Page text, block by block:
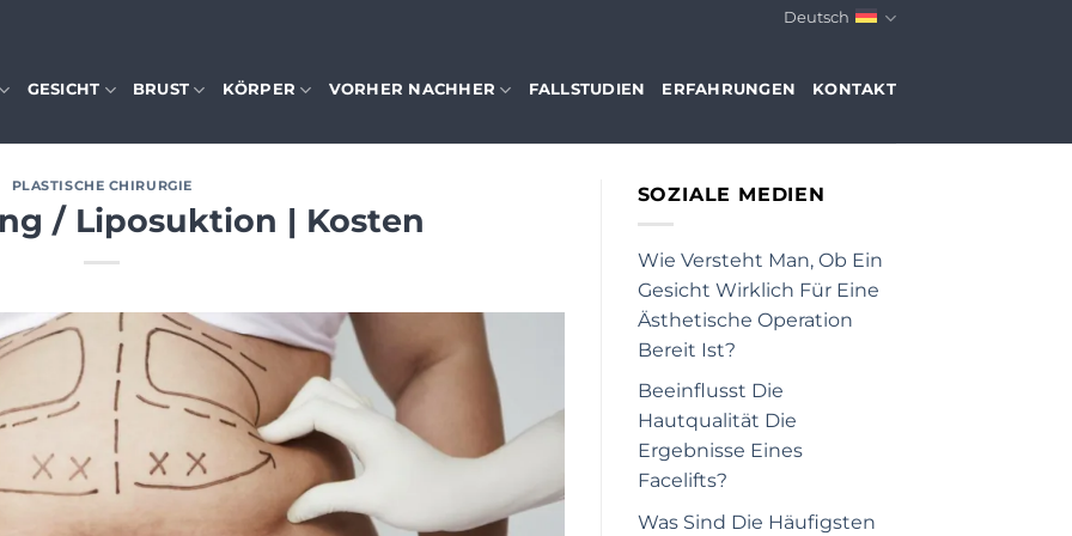
Deutsch
GESICHT BRUST KÖRPER VORHER NACHHER FALLSTUDIEN ERFAHRUNGEN KONTAKT
PLASTISCHE CHIRURGIE
/ Liposuktion | Kosten
SOZIALE MEDIEN
Wie Versteht Man, Ob Ein
Gesicht Wirklich Für Eine
Ästhetische Operation
Bereit Ist?
Beeinflusst Die
Hautqualität Die
Ergebnisse Eines
Facelifts?
Was Sind Die Häufigsten